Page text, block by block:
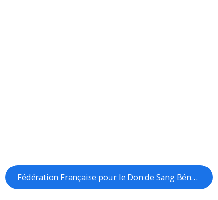
Fédération Française pour le Don de Sang Bénévole